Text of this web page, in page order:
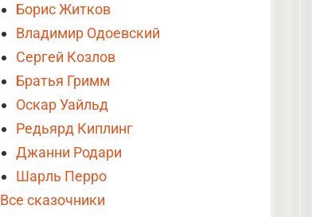
Борис Житков
Владимир Одоевский
Сергей Козлов
Братья Гримм
Оскар Уайльд
Редьярд Киплинг
Джанни Родари
Шарль Перро
Все сказочники